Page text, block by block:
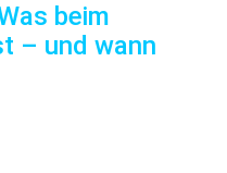
beim
– und wann